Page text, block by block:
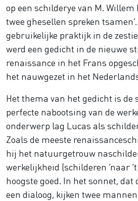
op een schilderye van M.
twee ghesellen spreken
gebruikelijke praktijk in de
werd een gedicht in de nieuwe
renaissance in het Frans
het nauwgezet in het
Het thema van het gedicht is
perfecte nabootsing van de
onderwerp lag Lucas als
Zoals de meeste
hij het natuurgetrouw
werkelijkheid (schilderen ‘naar
hoogste goed. In het sonnet, dat
een dialoog, kijken twee